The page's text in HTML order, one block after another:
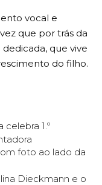
vocal e
que por trás da
que vive
do filho.
celebra 1.º
foto ao lado da
Dieckmann e o